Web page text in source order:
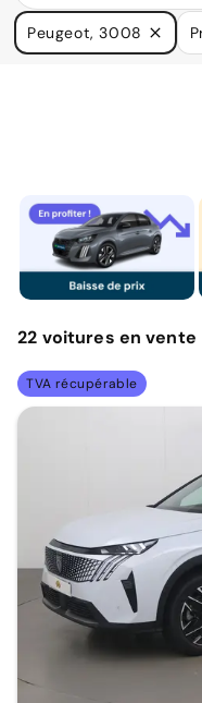
Nous avons de
Peugeot, 3008
22 voitures en vente
TVA récupérable